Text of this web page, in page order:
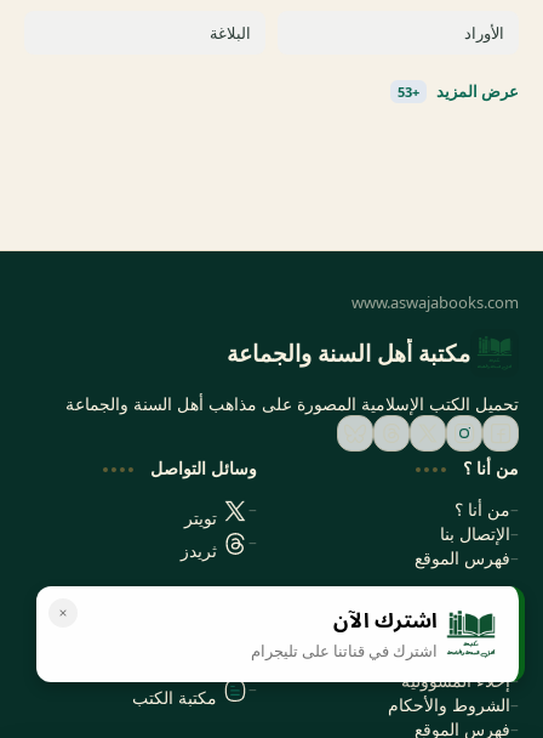
اشترك الآن
اشترك في قناتنا على تليجرام
مكتبة أهل السنة والجماعة
تحميل الكتب الإسلامية المصورة على مذاهب أهل السنة والجماعة
من أنا ؟
من أنا ؟
الإتصال بنا
فهرس الموقع
وسائل التواصل
تويتر
ثريدز
سياسة الخصوصية
سياسة الخصوصية
إخلاء المسؤولية
الشروط والأحكام
فهرس الموقع
مكتبة الكتب